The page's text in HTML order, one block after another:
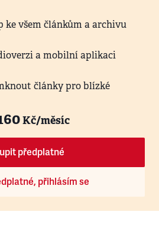
ke všem článkům a archivu
a mobilní aplikaci
články pro blízké
Kč/měsíc
předplatné
přihlásím se